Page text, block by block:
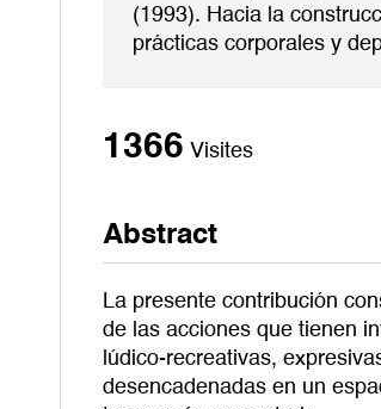
(1993). Hacia la
prácticas corporales y
1366 Visites
Abstract
La presente contribución
de las acciones que tienen
lúdico-recreativas,
desencadenadas en un